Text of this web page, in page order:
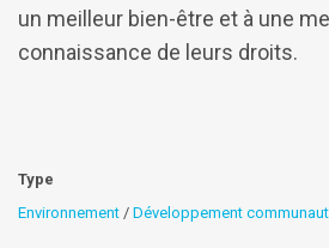
un meilleur bien-être et à une
connaissance de leurs droits.
Type
Environnement / Développement